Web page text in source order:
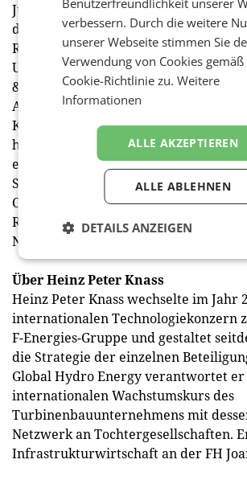
Jusstudium. In den folgenden Jahren
die Lehrgänge Rechtsinformatik und
Rechnungswesen für Juristen an der
Universität Graz. Vor der Gründung
& Partner Rechtsanwälte absolvierte
Anwaltsausbildung bei Wiener
Kapp war als Lektor an der FH
hat an diversen Publikationen
er Co-Herausgeber der Jahrbuchreihe
Sanierungsrecht. International ist er
Chairman der Praxisgruppe Debt
Restructuring & Insolvency im Rahmen
Netzwerks (Geneva Group
Über Heinz Peter Knass
Heinz Peter Knass wechselte im Jahr
internationalen Technologiekonzern
F-Energies-Gruppe und gestaltet
die Strategie der einzelnen
Global Hydro Energy verantwortet er
internationalen Wachstumskurs des
Turbinenbauunternehmens mit
Netzwerk an Tochtergesellschaften.
Infrastrukturwirtschaft an der FH
verbessern. Durch die weitere
unserer Webseite stimmen Sie
Verwendung von Cookies
Cookie-Richtlinie zu.Weitere
Informationen
ALLE AKZEPTIEREN
ALLE ABLEHNEN
DETAILS ANZEIGEN